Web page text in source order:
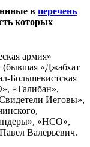
в перечень
которых
армия»
«Джабхат
Большевистская
«Талибан»,
Иеговы»,
«НСО»,
Валерьевич.